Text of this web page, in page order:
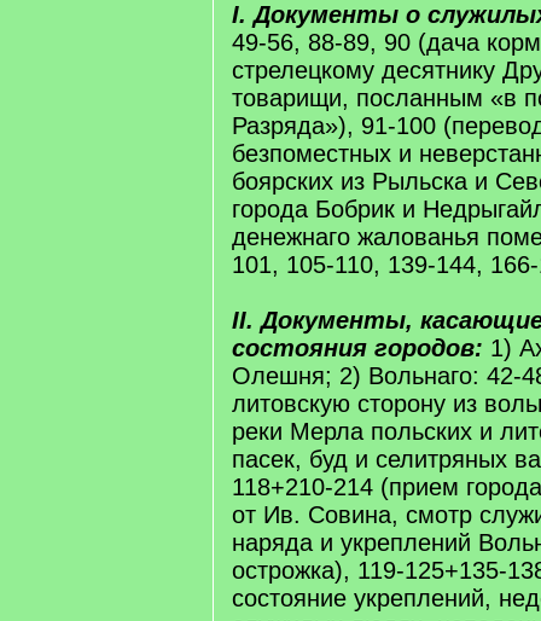
I. Документы о
49-56, 88-89, 90 (дача
стрелецкому десятнику
товарищи, посланным «в
Разряда»), 91-100
безпоместных и
боярских из Рыльска и
города Бобрик и
денежнаго жалованья
101, 105-110, 139-144,
II. Документы,
состояния городов: 1)
Олешня; 2) Вольнаго: 42-
литовскую сторону из
реки Мерла польских и
пасек, буд и селитряных
118+210-214 (прием
от Ив. Совина, смотр
наряда и укреплений
острожка), 119-125+135-
состояние укреплений,